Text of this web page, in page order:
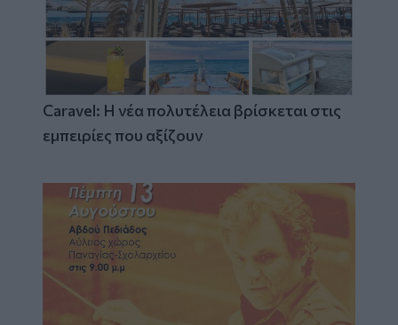
Caravel: Η νέα πολυτέλεια βρίσκεται στις
εμπειρίες που αξίζουν